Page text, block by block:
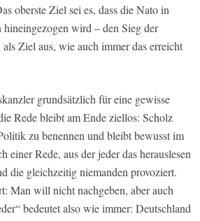
oberste Ziel sei es, dass die Nato in
wird – den Sieg der
Ziel aus, wie auch immer das erreicht
grundsätzlich für eine gewisse
Rede bleibt am Ende ziellos: Scholz
zu benennen und bleibt bewusst im
einer Rede, aus der jeder das herauslesen
die gleichzeitig niemanden provoziert.
Man will nicht nachgeben, aber auch
bedeutet also wie immer: Deutschland